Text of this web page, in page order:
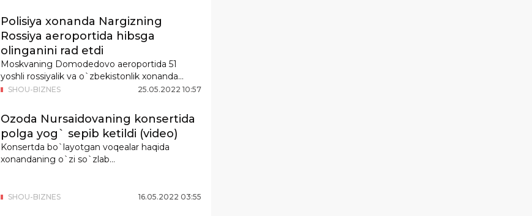
SHOU-BIZNES 25.05.2022 10:57
Polisiya xonanda Nargizning
Rossiya aeroportida hibsga
olinganini rad etdi
Moskvaning Domodedovo aeroportida 51
yoshli rossiyalik va o`zbekistonlik xonanda
Nargiz Zo...
SHOU-BIZNES 16.05.2022 03:55
Ozoda Nursaidovaning konsertida
polga yog` sepib ketildi (video)
Konsertda bo`layotgan voqealar haqida
xonandaning o`zi so`zlab